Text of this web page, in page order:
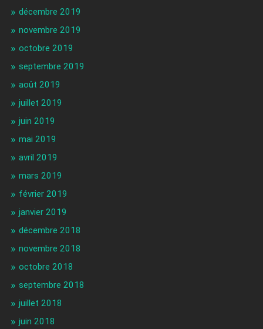
décembre 2019
novembre 2019
octobre 2019
septembre 2019
août 2019
juillet 2019
juin 2019
mai 2019
avril 2019
mars 2019
février 2019
janvier 2019
décembre 2018
novembre 2018
octobre 2018
septembre 2018
juillet 2018
juin 2018